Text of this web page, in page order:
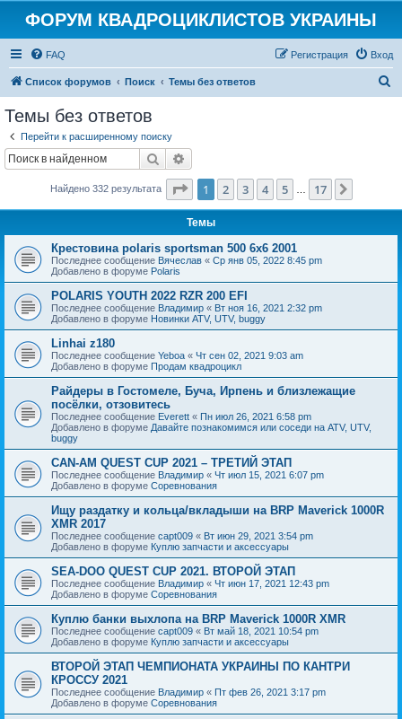
ФОРУМ КВАДРОЦИКЛИСТОВ УКРАИНЫ
FAQ Вход
Регистрация
Список форумов Поиск Темы без ответов
Темы без ответов
Перейти к расширенному поиску
Поиск
Найдено 332 результата Страница из 17
1 2 3 4 5 17
Темы
Крестовина polaris sportsman 500 6x6 2001
Последнее сообщение Вячеслав « Ср янв 05, 2022 8:45 pm
Добавлено в форуме Polaris
POLARIS YOUTH 2022 RZR 200 EFI
Последнее сообщение Владимир « Вт ноя 16, 2021 2:32 pm
Добавлено в форуме Новинки ATV, UTV, buggy
Linhai z180
Последнее сообщение Yeboa « Чт сен 02, 2021 9:03 am
Добавлено в форуме Продам квадроцикл
Райдеры в Гостомеле, Буча, Ирпень и близлежащие
посёлки, отзовитесь
Последнее сообщение Everett « Пн июл 26, 2021 6:58 pm
Добавлено в форуме Давайте познакомимся или соседи на ATV, UTV,
buggy
CAN-AM QUEST CUP 2021 – ТРЕТИЙ ЭТАП
Последнее сообщение Владимир « Чт июл 15, 2021 6:07 pm
Добавлено в форуме Соревнования
Ищу раздатку и кольца/вкладыши на BRP Maverick 1000R
XMR 2017
Последнее сообщение capt009 « Вт июн 29, 2021 3:54 pm
Добавлено в форуме Куплю запчасти и аксессуары
SEA-DOO QUEST CUP 2021. ВТОРОЙ ЭТАП
Последнее сообщение Владимир « Чт июн 17, 2021 12:43 pm
Добавлено в форуме Соревнования
Куплю банки выхлопа на BRP Maverick 1000R XMR
Последнее сообщение capt009 « Вт май 18, 2021 10:54 pm
Добавлено в форуме Куплю запчасти и аксессуары
ВТОРОЙ ЭТАП ЧЕМПИОНАТА УКРАИНЫ ПО КАНТРИ
КРОССУ 2021
Последнее сообщение Владимир « Пт фев 26, 2021 3:17 pm
Добавлено в форуме Соревнования